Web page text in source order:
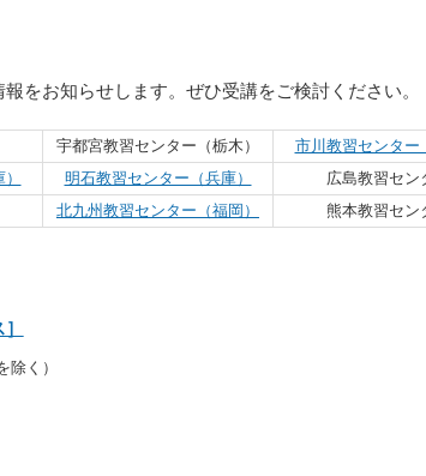
をお知らせします。ぜひ受講をご検討ください。
宇都宮教習センター（栃木）
市川教習センター
明石教習センター（兵庫）
広島教習セン
北九州教習センター（福岡） 熊本教習セン
く）